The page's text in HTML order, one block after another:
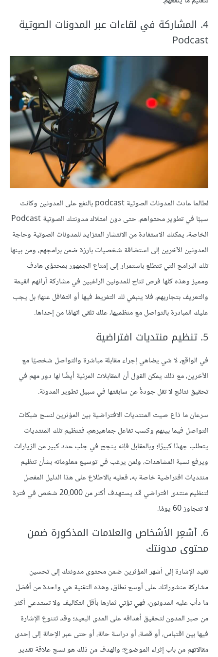
‏4. المشاركة في لقاءات عبر المدونات الصوتية
Podcast
لطالما عادت المدونات الصوتية podcast بالنفع على المدونين وكانت
سببًا في تطوير محتواهم. حتى دون امتلاك مدونتك الصوتية Podcast
الخاصة، يمكنك الاستفادة من الانتشار المتزايد للمدونات الصوتية وحاجة
المدونين الآخرين إلى استضافة شخصيات بارزة ضمن برامجهم، ومن بينها
تلك البرامج التي تتطلع باستمرار إلى إمتاع الجمهور بمحتوًى هادف
ومميز وهذه كلها فرص تتاح للمدونين الراغبين في مشاركة آرائهم القيمة
والتعريف بتجاربهم، فلا ينبغي لك التفريط فيها أو التغافل عنها؛ بل يجب
عليك المبادرة بالتواصل مع منظميها، علك تلقى اتهامًا من إحداها.
في الواقع، لا شي يضاهي إجراء مقابلة مباشرة والتواصل شخصيًا مع
الآخرين، مع ذلك يمكن القول أن المقابلات المرئية أيضًا لها دور مهم في
تحقيق نتائج لا تقل جودةً عن سابقتها في سبيل تطوير المدونة.
سرعان ما ذاع صيت المنتديات الافتراضية بين المؤثرين لنسج شبكات
التواصل فيما بينهم وكسب تفاعل جماهيرهم، فتنظيم تلك المنتديات
يتطلب جهدًا كبيرًا؛ وبالمقابل فإنه ينجح في جلب عدد كبير من الزيارات
ويرفع نسبة المشاهدات، ولمن يرغب في توسيع معلوماته بشأن تنظيم
منتديات افتراضية خاصة به، فعليه بالاطلاع على هذا الدليل المفصل
لتنظيم منتدى افتراضي قد يستهدف أكثر من 20.000 شخص في فترة
لا تتجاوز 60 يومًا.
‏6. أشعِر الأشخاص والعلامات المذكورة ضمن
محتوى مدونتك
تفيد الإشارة إلى أشهر المؤثرين ضمن محتوى مدونتك إلى تحسين
مشاركة منشوراتك على أوسع نطاق، وهذه التقنية هي واحدة من أفضل
ما دأب عليه المدونون، فهي تؤتي ثمارها بأقل التكاليف ولا تستدعي أكثر
من صبر المدون لتحقيق أهدافه على المدى البعيد؛ وقد تتنوع الإشارة
فيها بين اقتباس، أو قصة، أو دراسة حالة، أو حتى عبر الإحالة إلى إحدى
مقالاتهم من باب إثراء الموضوع؛ والهدف من ذلك هو نسج علاقة تقدير